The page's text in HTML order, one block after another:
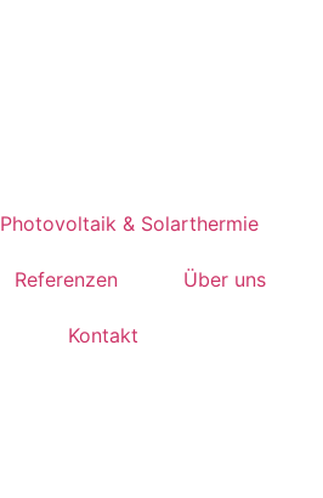
Photovoltaik & Solarthermie
Referenzen Über uns
Kontakt